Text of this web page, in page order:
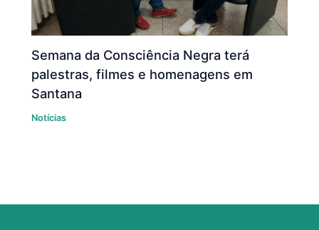
Semana da Consciência Negra terá
palestras, filmes e homenagens em
Santana
Notícias